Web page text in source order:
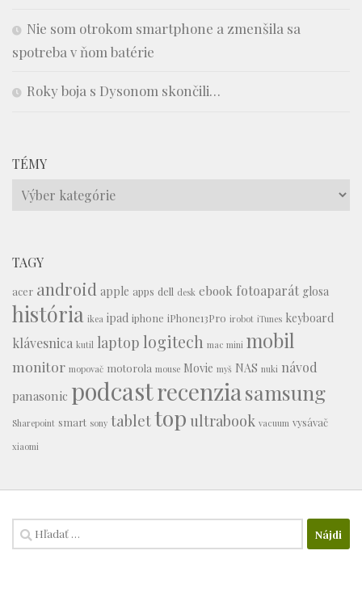
Nie som otrokom smartphone a zmenšila sa
spotreba v ňom batérie
Roky boja s Dysonom skončili…
TÉMY
Témy
TAGY
acer android apple apps dell desk ebook fotoaparát glosa
história ikea ipad iphone iPhone13Pro irobot iTunes keyboard
klávesnica kutil laptop logitech mac mini mobil
monitor mopovač motorola mouse Movie myš NAS nuki návod
panasonic podcastrecenziasamsung
Sharepoint smart sony tablettop ultrabook vacuum vysávač
xiaomi
Hľadať: